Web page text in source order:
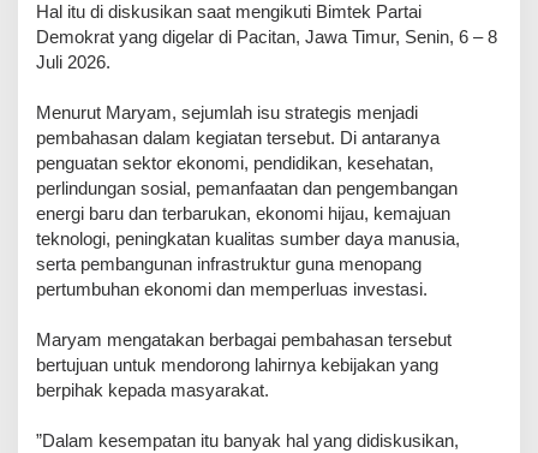
‎Hal itu di diskusikan saat mengikuti Bimtek Partai
Demokrat yang digelar di Pacitan, Jawa Timur, Senin, 6 – 8
Juli 2026.
‎Menurut Maryam, sejumlah isu strategis menjadi
pembahasan dalam kegiatan tersebut. Di antaranya
penguatan sektor ekonomi, pendidikan, kesehatan,
perlindungan sosial, pemanfaatan dan pengembangan
energi baru dan terbarukan, ekonomi hijau, kemajuan
teknologi, peningkatan kualitas sumber daya manusia,
serta pembangunan infrastruktur guna menopang
pertumbuhan ekonomi dan memperluas investasi.
‎Maryam mengatakan berbagai pembahasan tersebut
bertujuan untuk mendorong lahirnya kebijakan yang
berpihak kepada masyarakat.
‎”Dalam kesempatan itu banyak hal yang didiskusikan,